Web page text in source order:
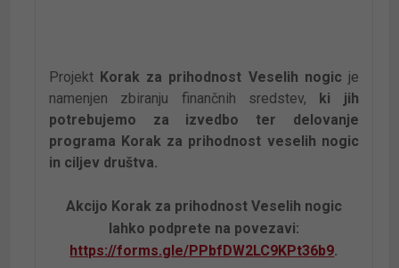
Projekt Korak za prihodnost Veselih nogicje
namenjen zbiranju finančnih sredstev, ki jih
potrebujemo za izvedbo ter delovanje
programa Korak za prihodnost veselih nogic
in ciljev društva.
Akcijo Korak za prihodnost Veselih nogic
lahko podprete na povezavi:
https://forms.gle/PPbfDW2LC9KPt36b9.